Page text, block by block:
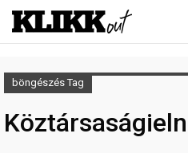
böngészés Tag